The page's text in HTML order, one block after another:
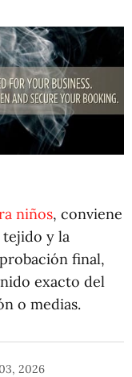
niños, conviene
y la
final,
exacto del
o medias.
2026